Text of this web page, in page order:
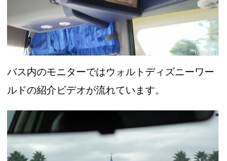
バス内のモニターではウォルトディズニーワー
ルドの紹介ビデオが流れています。